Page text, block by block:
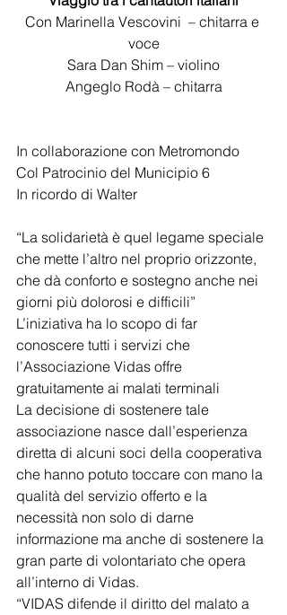
Con Marinella Vescovini  – chitarra e
voce
Sara Dan Shim – violino
Angeglo Rodà – chitarra
In collaborazione con Metromondo
Col Patrocinio del Municipio 6
In ricordo di Walter
“La solidarietà è quel legame speciale
che mette l’altro nel proprio orizzonte,
che dà conforto e sostegno anche nei
giorni più dolorosi e difficili”
L’iniziativa ha lo scopo di far
conoscere tutti i servizi che
l’Associazione Vidas offre
gratuitamente ai malati terminali
La decisione di sostenere tale
associazione nasce dall’esperienza
diretta di alcuni soci della cooperativa
che hanno potuto toccare con mano la
qualità del servizio offerto e la
necessità non solo di darne
informazione ma anche di sostenere la
gran parte di volontariato che opera
all’interno di Vidas.
“VIDAS difende il diritto del malato a